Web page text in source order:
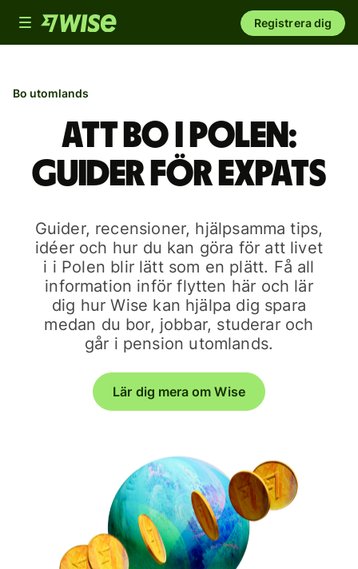
Toggle
navigation
Registrera dig
Bo utomlands
Att bo i Polen:
Guider för expats
Guider, recensioner, hjälpsamma tips,
idéer och hur du kan göra för att livet
i i Polen blir lätt som en plätt. Få all
information inför flytten här och lär
dig hur Wise kan hjälpa dig spara
medan du bor, jobbar, studerar och
går i pension utomlands.
Lär dig mera om Wise